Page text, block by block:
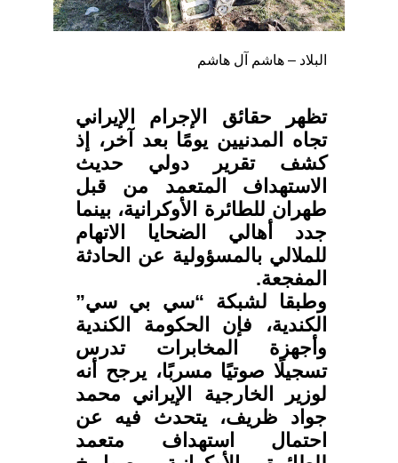
البلاد – هاشم آل هاشم
تظهر حقائق الإجرام الإيراني
تجاه المدنيين يومًا بعد آخر، إذ
كشف تقرير دولي حديث
الاستهداف المتعمد من قبل
طهران للطائرة الأوكرانية، بينما
جدد أهالي الضحايا الاتهام
للملالي بالمسؤولية عن الحادثة
المفجعة.
وطبقا لشبكة “سي بي سي”
الكندية، فإن الحكومة الكندية
وأجهزة المخابرات تدرس
تسجيلًا صوتيًا مسربًا، يرجح أنه
لوزير الخارجية الإيراني محمد
جواد ظريف، يتحدث فيه عن
احتمال استهداف متعمد